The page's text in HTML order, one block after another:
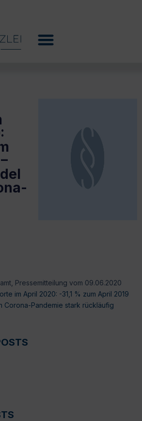
Pressemitteilung vom 09.06.2020
im April 2020: -31,1 % zum April 2019
Corona-Pandemie stark rückläufig